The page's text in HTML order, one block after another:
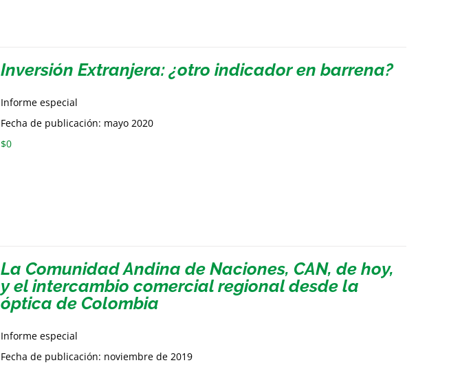
Inversión Extranjera: ¿otro indicador en barrena?
Informe especial
Fecha de publicación: mayo 2020
$0
La Comunidad Andina de Naciones, CAN, de hoy,
y el intercambio comercial regional desde la
óptica de Colombia
Informe especial
Fecha de publicación: noviembre de 2019